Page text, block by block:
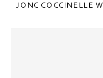
JONC COCCINELLE W